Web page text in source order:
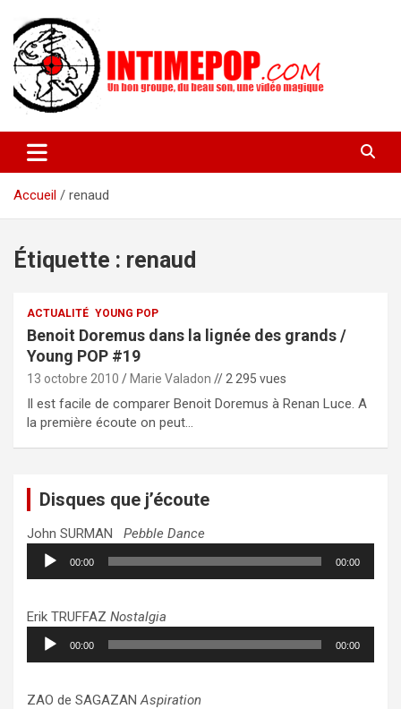
contenu
intimepop.com
actuelles pop rock, post-rock, indé sur Lyon. rock pop concert
lyon
Accueil
renaud
Étiquette : renaud
ACTUALITÉ YOUNG POP
Benoit Doremus dans la lignée des grands /
Young POP #19
13 octobre 2010 Marie Valadon // 2 295 vues
Il est facile de comparer Benoit Doremus à Renan Luce. A
la première écoute on peut…
Disques que j’écoute
John SURMAN Pebble Dance
Lecteur
audio
00:00 00:00
Erik TRUFFAZ Nostalgia
Lecteur
audio
00:00 00:00
ZAO de SAGAZANAspiration